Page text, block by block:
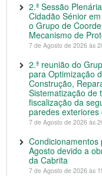
2.ª Sessão
Cidadão Sénior
o Grupo de
Mecanismo de
7 de Agosto de 2026 às
2.ª reunião do
para Optimização
Construção,
Sistematização de
fiscalização da
paredes
7 de Agosto de 2026 às
Agosto devido a
da Cabrita
7 de Agosto de 2026 às